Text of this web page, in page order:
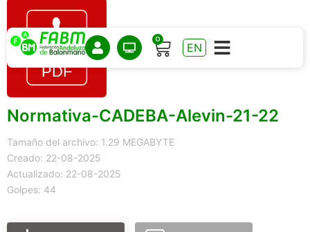
0
EN
Normativa-CADEBA-Alevin-21-22
Tamaño del archivo: 1.29 MEGABYTE
Creado: 22-08-2025
Actualizado: 22-08-2025
Golpes: 44